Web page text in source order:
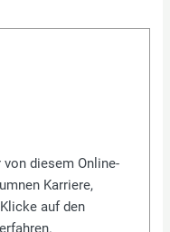
diesem Online-
Karriere,
auf den